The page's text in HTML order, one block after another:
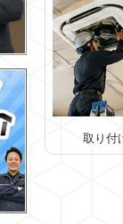
取り付